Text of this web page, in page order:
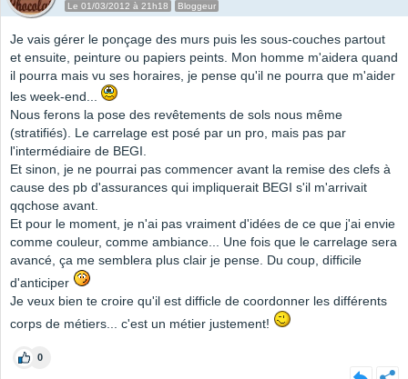
Le 01/03/2012 à 21h18 Bloggeur
Je vais gérer le ponçage des murs puis les sous-couches partout
et ensuite, peinture ou papiers peints. Mon homme m'aidera quand
il pourra mais vu ses horaires, je pense qu'il ne pourra que m'aider
les week-end...
Nous ferons la pose des revêtements de sols nous même
(stratifiés). Le carrelage est posé par un pro, mais pas par
l'intermédiaire de BEGI.
Et sinon, je ne pourrai pas commencer avant la remise des clefs à
cause des pb d'assurances qui impliquerait BEGI s'il m'arrivait
qqchose avant.
Et pour le moment, je n'ai pas vraiment d'idées de ce que j'ai envie
comme couleur, comme ambiance... Une fois que le carrelage sera
avancé, ça me semblera plus clair je pense. Du coup, difficile
d'anticiper
Je veux bien te croire qu'il est difficle de coordonner les différents
corps de métiers... c'est un métier justement!
0